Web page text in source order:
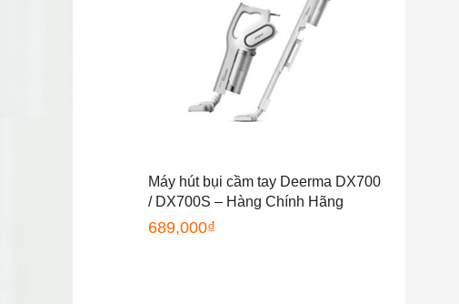
Máy hút bụi cầm tay Deerma DX700
/ DX700S – Hàng Chính Hãng
689,000₫